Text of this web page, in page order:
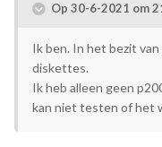
Op 30-6-2021 om
Ik ben. In het bezit
diskettes.
Ik heb alleen geen
kan niet testen of het